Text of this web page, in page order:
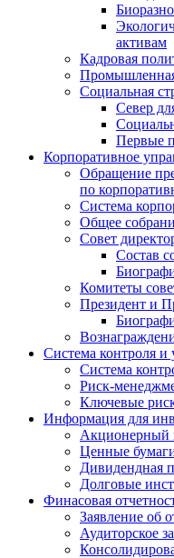
активам
Кадровая
Промышленная
Социальная
Север
Первые
Корпоративное
Обращение
по
Система
Общее
Совет
Состав
Комитеты
Президент и
Система контроля и
Система
Риск-
Ключевые
Информация для
Акционерный
Ценные
Дивидендная
Долговые
Финасовая
Заявление об
Аудиторское